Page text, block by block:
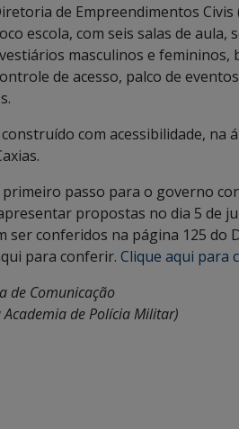
de Empreendimentos Civis
escola, com seis salas de
masculinos e femininos,
de acesso, palco de
com acessibilidade, na
primeiro passo para o governo
propostas no dia 5 de
ser conferidos na página 125 do
para conferir. Clique aqui para
de Comunicação
Academia de Polícia Militar)